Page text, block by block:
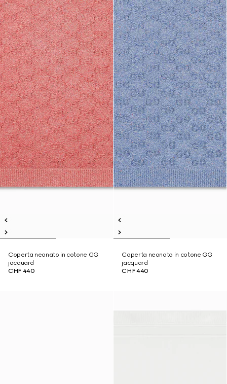
Coperta neonato in cotone GG
jacquard
CHF 440
Coperta neonato in cotone GG
jacquard
CHF 440